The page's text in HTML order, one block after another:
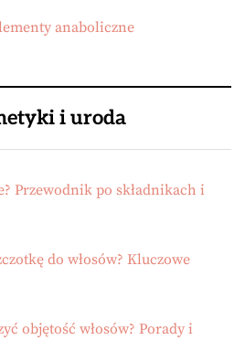
anaboliczne
i uroda
Przewodnik po składnikach i
do włosów? Kluczowe
objętość włosów? Porady i